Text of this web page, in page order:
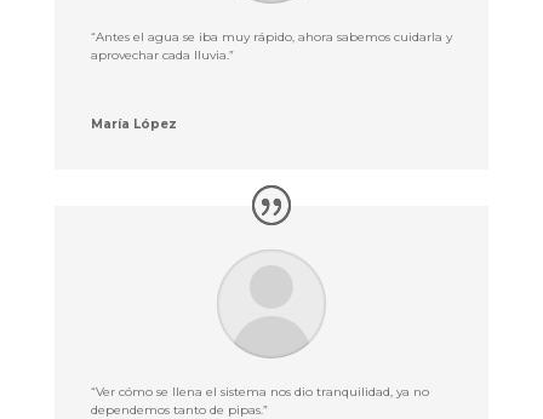
“Antes el agua se iba muy rápido, ahora sabemos cuidarla y
aprovechar cada lluvia.”
María López
“Ver cómo se llena el sistema nos dio tranquilidad, ya no
dependemos tanto de pipas.”